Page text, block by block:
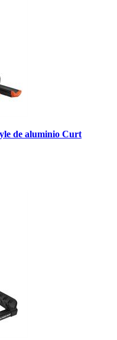
de aluminio Curt